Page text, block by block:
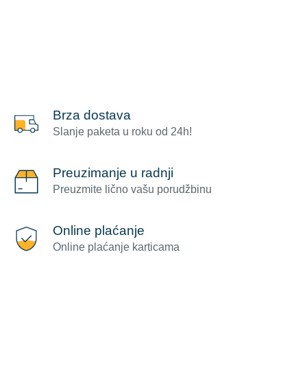
Brza dostava
Slanje paketa u roku od 24h!
Preuzimanje u radnji
Preuzmite lično vašu porudžbinu
Online plaćanje
Online plaćanje karticama